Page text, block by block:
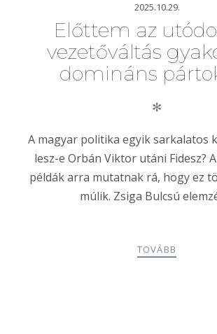
2025.10.29.
Előttem az
vezetőváltás
domináns
✻
A magyar politika egyik sarkalatos
lesz-e Orbán Viktor utáni Fidesz?
példák arra mutatnak rá, hogy ez
múlik. Zsiga Bulcsú
TOVÁBB